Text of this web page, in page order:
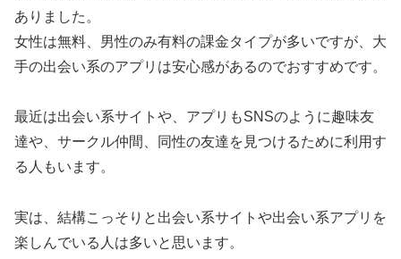
ありました。
女性は無料、男性のみ有料の課金タイプが多いですが、大
手の出会い系のアプリは安心感があるのでおすすめです。
最近は出会い系サイトや、アプリもSNSのように趣味友
達や、サークル仲間、同性の友達を見つけるために利用す
る人もいます。
実は、結構こっそりと出会い系サイトや出会い系アプリを
楽しんでいる人は多いと思います。